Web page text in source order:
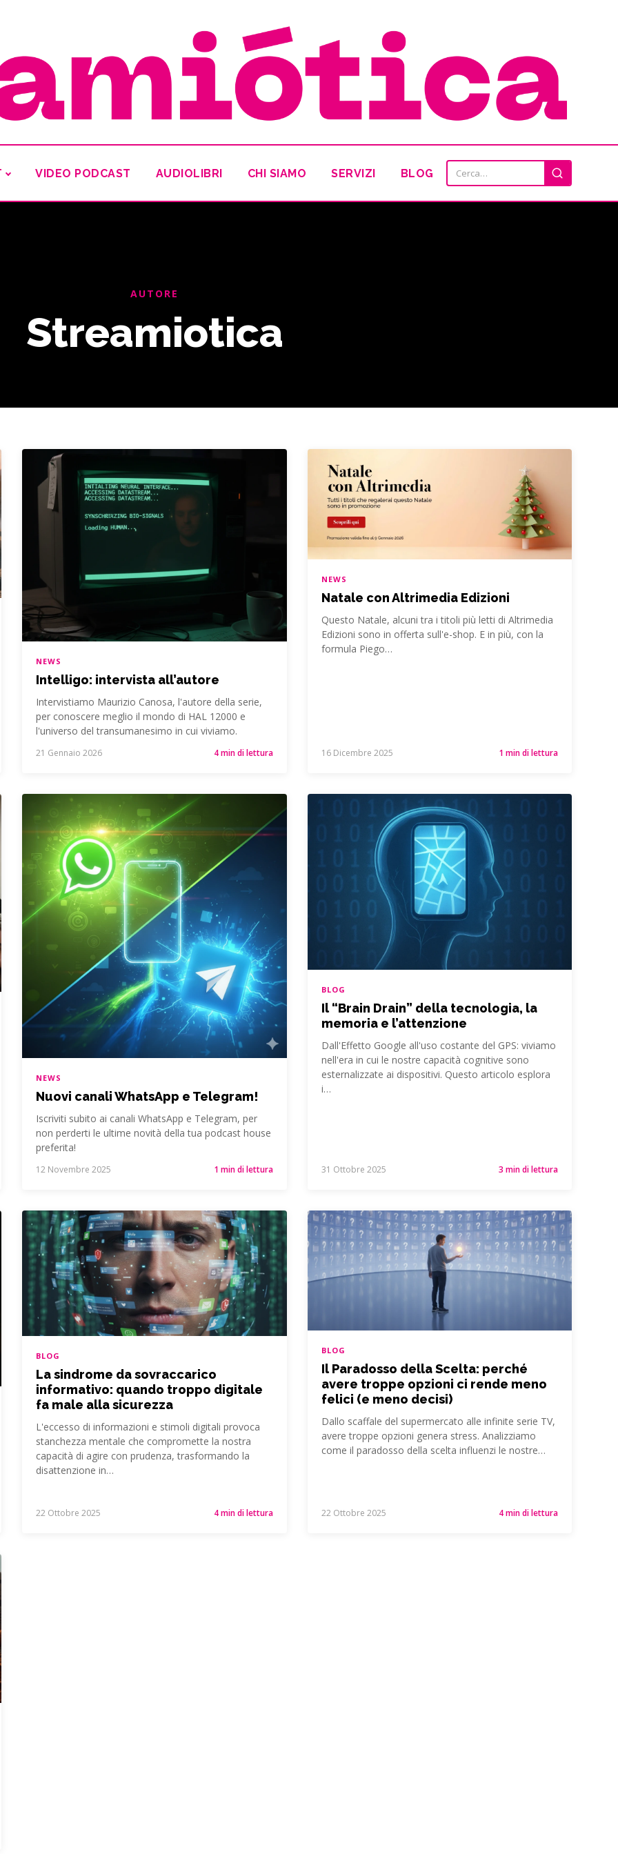
VIDEO PODCAST AUDIOLIBRI CHI SIAMO SERVIZI BLOG Cerca:
AUTORE
Streamiotica
NEWS
Intelligo: intervista all’autore
Intervistiamo Maurizio Canosa, l'autore della serie,
per conoscere meglio il mondo di HAL 12000 e
l'universo del transumanesimo in cui viviamo.
21 Gennaio 2026 4 min di lettura
NEWS
Natale con Altrimedia Edizioni
Questo Natale, alcuni tra i titoli più letti di Altrimedia
Edizioni sono in offerta sull'e-shop. E in più, con la
formula Piego…
16 Dicembre 2025 1 min di lettura
NEWS
Nuovi canali WhatsApp e Telegram!
Iscriviti subito ai canali WhatsApp e Telegram, per
non perderti le ultime novità della tua podcast house
preferita!
12 Novembre 2025 1 min di lettura
BLOG
Il “Brain Drain” della tecnologia, la
memoria e l’attenzione
Dall'Effetto Google all'uso costante del GPS: viviamo
nell'era in cui le nostre capacità cognitive sono
esternalizzate ai dispositivi. Questo articolo esplora
i…
31 Ottobre 2025 3 min di lettura
BLOG
La sindrome da sovraccarico
informativo: quando troppo digitale
fa male alla sicurezza
L'eccesso di informazioni e stimoli digitali provoca
stanchezza mentale che compromette la nostra
capacità di agire con prudenza, trasformando la
disattenzione in…
22 Ottobre 2025 4 min di lettura
BLOG
Il Paradosso della Scelta: perché
avere troppe opzioni ci rende meno
felici (e meno decisi)
Dallo scaffale del supermercato alle infinite serie TV,
avere troppe opzioni genera stress. Analizziamo
come il paradosso della scelta influenzi le nostre…
22 Ottobre 2025 4 min di lettura